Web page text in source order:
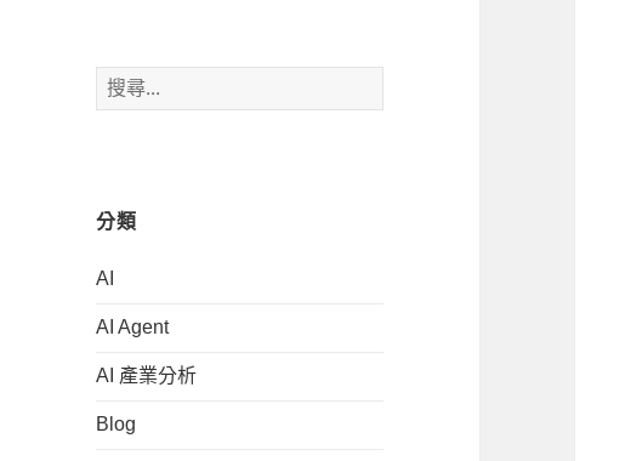
搜
尋
分類
AI
AI Agent
AI 產業分析
Blog